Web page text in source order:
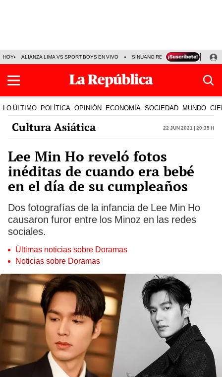
HOY ALIANZA LIMA VS SPORT BOYS EN VIVO SINUANO RESULTADOS HOY
LO ÚLTIMO POLÍTICA OPINIÓN ECONOMÍA SOCIEDAD MUNDO
Cultura Asiática 22 Jun 2021 | 20:35 h
Lee Min Ho reveló fotos
inéditas de cuando era bebé
en el día de su cumpleaños
Dos fotografías de la infancia de Lee Min Ho
causaron furor entre los Minoz en las redes
sociales.
Últimas noticias sobre Doramas
Noticias sobre Doramas